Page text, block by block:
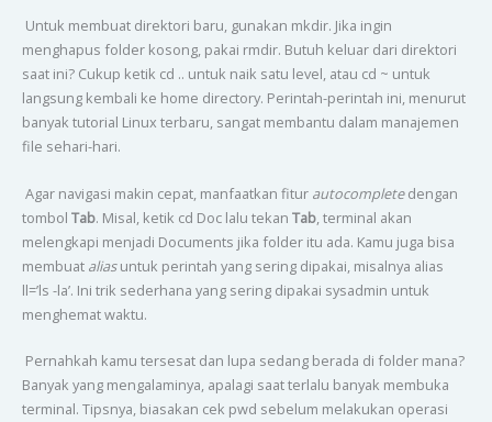
Untuk membuat direktori baru, gunakan mkdir. Jika ingin
menghapus folder kosong, pakai rmdir. Butuh keluar dari direktori
saat ini? Cukup ketik cd .. untuk naik satu level, atau cd ~ untuk
langsung kembali ke home directory. Perintah-perintah ini, menurut
banyak tutorial Linux terbaru, sangat membantu dalam manajemen
file sehari-hari.
Agar navigasi makin cepat, manfaatkan fitur autocompletedengan
tombol Tab. Misal, ketik cd Doc lalu tekan Tab, terminal akan
melengkapi menjadi Documents jika folder itu ada. Kamu juga bisa
membuat aliasuntuk perintah yang sering dipakai, misalnya alias
ll=’ls -la’. Ini trik sederhana yang sering dipakai sysadmin untuk
menghemat waktu.
Pernahkah kamu tersesat dan lupa sedang berada di folder mana?
Banyak yang mengalaminya, apalagi saat terlalu banyak membuka
terminal. Tipsnya, biasakan cek pwd sebelum melakukan operasi